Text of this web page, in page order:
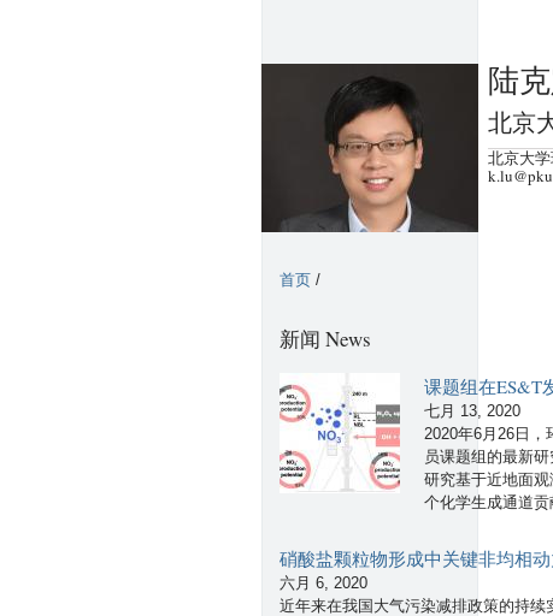
陆
北京
北京大
首页 /
新闻 News
课题组在ES&T
七月 13, 2020
2020年6月26日，
员课题组的最新
研究基于近地面
个化学生成通道贡
硝酸盐颗粒物形成中关键非均相
六月 6, 2020
近年来在我国大气污染减排政策的持